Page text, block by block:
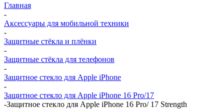
Главная
-
Аксессуары для мобильной техники
-
Защитные стёкла и плёнки
-
Защитные стёкла для телефонов
-
Защитное стекло для Apple iPhone
-
Защитное стекло для Apple iPhone 16 Pro/17
-Защитное стекло для Apple iPhone 16 Pro/ 17 Strength